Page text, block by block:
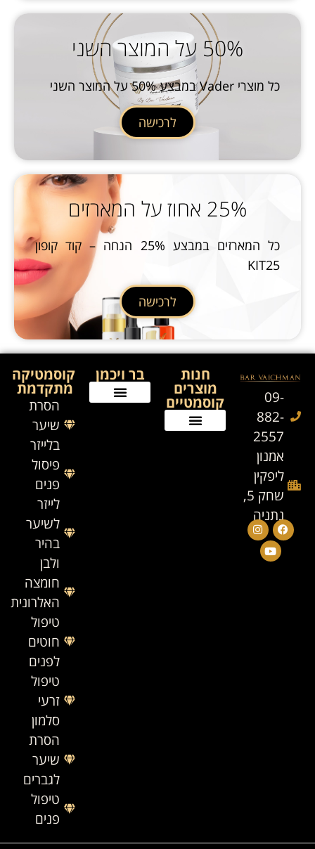
50% על המוצר השני
כל מוצרי Vader במבצע 50% על המוצר השני
לרכישה
25% אחוז על המארזים
כל המארזים במבצע 25% הנחה – קוד קופון
KIT25
לרכישה
09-
882-
2557
אמנון
ליפקין
שחק 5,
נתניה
חנות
מוצרים
קוסמטיים
בר ויכמן קוסמטיקה
מתקדמת
הסרת
שיער
בלייזר
פיסול
פנים
לייזר
לשיער
בהיר
ולבן
חומצה
האלרונית
טיפול
חוטים
לפנים
טיפול
זרעי
סלמון
הסרת
שיער
לגברים
טיפול
פנים